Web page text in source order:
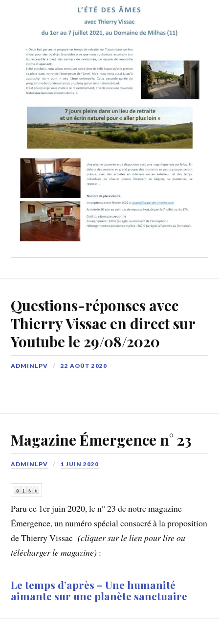
Questions-réponses avec
Thierry Vissac en direct sur
Youtube le 29/08/2020
ADMINLPV 22 AOÛT 2020
Magazine Émergence n° 23
ADMINLPV 1 JUIN 2020
Paru ce 1er juin 2020, le n° 23 de notre magazine
Émergence, un numéro spécial consacré à la proposition
de Thierry Vissac(cliquer sur le lien pour lire ou
télécharger le magazine) :
Le temps d’après – Une humanité
aimante sur une planète sanctuaire